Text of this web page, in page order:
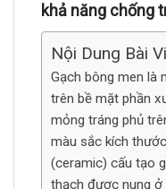
khả năng chống
Nội Dung Bài
Gạch bông men là
trên bề mặt phần
mỏng tráng phủ
màu sắc kích
(ceramic) cấu tạo
thạch được nung